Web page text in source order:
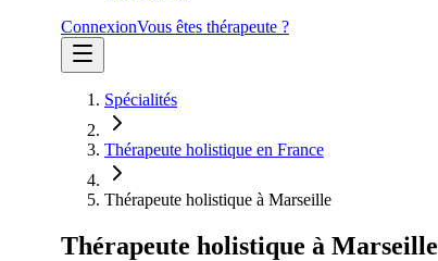
ConnexionVous êtes thérapeute ?
Spécialités
Thérapeute holistique en France
Thérapeute holistique à Marseille
Thérapeute holistique à Marseille